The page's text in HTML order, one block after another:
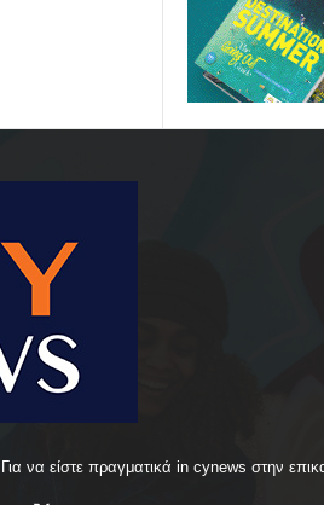
να είστε πραγματικά in cynews στην